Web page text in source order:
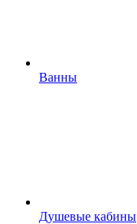
Ванны
Душевые кабины